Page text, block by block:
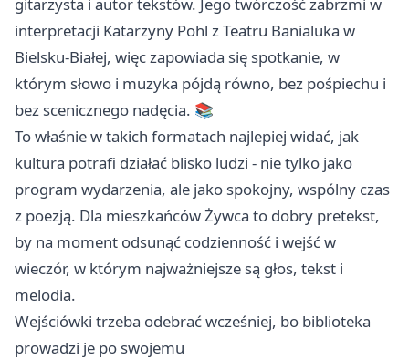
interpretacji Katarzyny Pohl z Teatru Banialuka w
Bielsku-Białej, więc zapowiada się spotkanie, w
którym słowo i muzyka pójdą równo, bez pośpiechu i
bez scenicznego nadęcia. 📚
To właśnie w takich formatach najlepiej widać, jak
kultura potrafi działać blisko ludzi - nie tylko jako
program wydarzenia, ale jako spokojny, wspólny czas
z poezją. Dla mieszkańców Żywca to dobry pretekst,
by na moment odsunąć codzienność i wejść w
wieczór, w którym najważniejsze są głos, tekst i
melodia.
Wejściówki trzeba odebrać wcześniej, bo biblioteka
prowadzi je po swojemu